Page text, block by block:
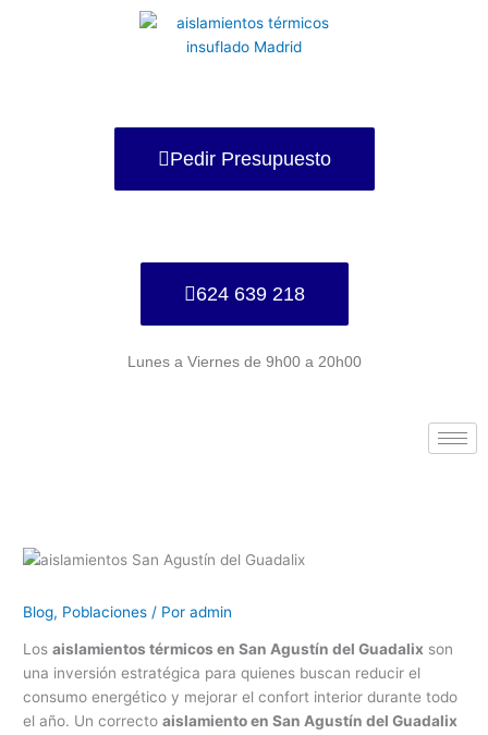
Pedir Presupuesto
624 639 218
Lunes a Viernes de 9h00 a 20h00
Blog, Poblaciones / Poradmin
Losaislamientos térmicos en San Agustín del Guadalix son
una inversión estratégica para quienes buscan reducir el
consumo energético y mejorar el confort interior durante todo
el año. Un correctoaislamiento en San Agustín del Guadalix